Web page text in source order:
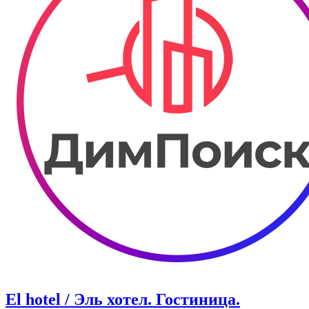
El hotel / Эль хотел. ​Гостиница.